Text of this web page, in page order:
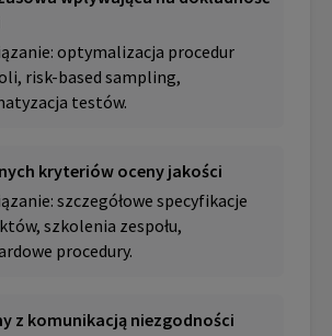
optymalizacja procedur
risk-based sampling,
testów.
kryteriów oceny jakości
szczegółowe specyfikacje
szkolenia zespołu,
procedury.
z komunikacją niezgodności